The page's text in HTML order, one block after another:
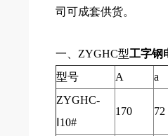
司可成套供货。
一、ZYGHC型工字钢
型号
A
a
ZYGHC-
Ⅰ10#
170 72